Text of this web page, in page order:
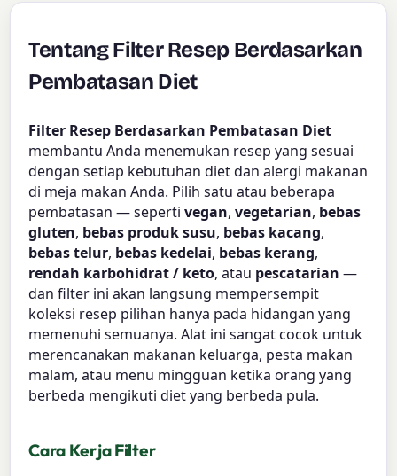
Tentang Filter Resep Berdasarkan
Pembatasan Diet
Filter Resep Berdasarkan Pembatasan Diet
membantu Anda menemukan resep yang sesuai
dengan setiap kebutuhan diet dan alergi makanan
di meja makan Anda. Pilih satu atau beberapa
pembatasan — sepertivegan,vegetarian, bebas
gluten, bebas produk susu, bebas kacang,
bebas telur, bebas kedelai, bebas kerang,
rendah karbohidrat / keto, atau pescatarian —
dan filter ini akan langsung mempersempit
koleksi resep pilihan hanya pada hidangan yang
memenuhi semuanya. Alat ini sangat cocok untuk
merencanakan makanan keluarga, pesta makan
malam, atau menu mingguan ketika orang yang
berbeda mengikuti diet yang berbeda pula.
Cara Kerja Filter